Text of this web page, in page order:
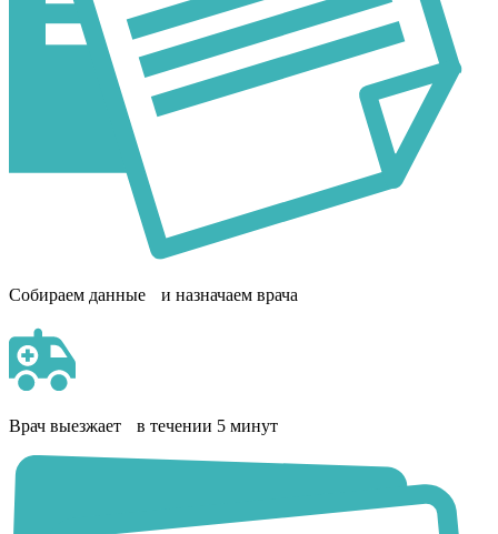
Собираем данные и назначаем врача
Врач выезжает в течении 5 минут